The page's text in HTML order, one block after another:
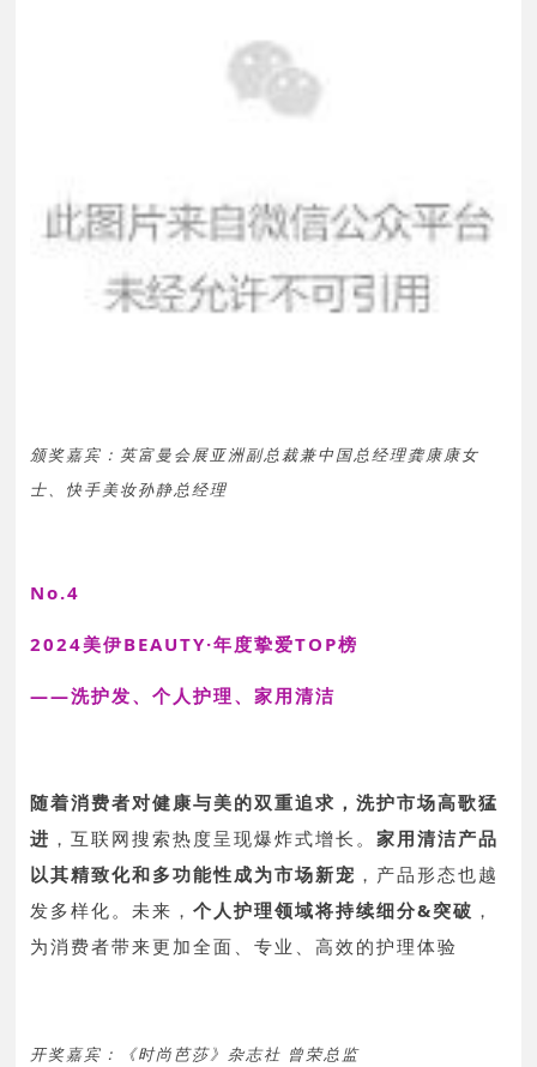
颁奖嘉宾：英富曼会展亚洲副总裁兼中国总经理龚康康女
士、快手美妆孙静总经理
No.4
2024美伊BEAUTY·年度挚爱TOP榜
——洗护发、个人护理、家用清洁
随着消费者对健康与美的双重追求，洗护市场高歌猛
进 ，互联网搜索热度呈现爆炸式增长。家用清洁产品
以其精致化和多功能性成为市场新宠 ，产品形态也越
发多样化。未来，个人护理领域将持续细分&突破 ，
为消费者带来更加全面、专业、高效的护理体验
开奖嘉宾：《时尚芭莎》杂志社 曾荣总监